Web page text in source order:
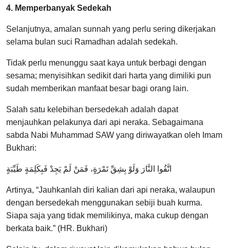
4. Memperbanyak Sedekah
Selanjutnya, amalan sunnah yang perlu sering dikerjakan
selama bulan suci Ramadhan adalah sedekah.
Tidak perlu menunggu saat kaya untuk berbagi dengan
sesama; menyisihkan sedikit dari harta yang dimiliki pun
sudah memberikan manfaat besar bagi orang lain.
Salah satu kelebihan bersedekah adalah dapat
menjauhkan pelakunya dari api neraka. Sebagaimana
sabda Nabi Muhammad SAW yang diriwayatkan oleh Imam
Bukhari:
‌اتَّقُوا ‌النَّارَ وَلَوْ بِشِقِّ تَمْرَةٍ، فَمَنْ لَمْ يَجِدْ فَبِكَلِمَةٍ طَيِّبَةٍ
Artinya, “Jauhkanlah diri kalian dari api neraka, walaupun
dengan bersedekah menggunakan sebiji buah kurma.
Siapa saja yang tidak memilikinya, maka cukup dengan
berkata baik.” (HR. Bukhari)